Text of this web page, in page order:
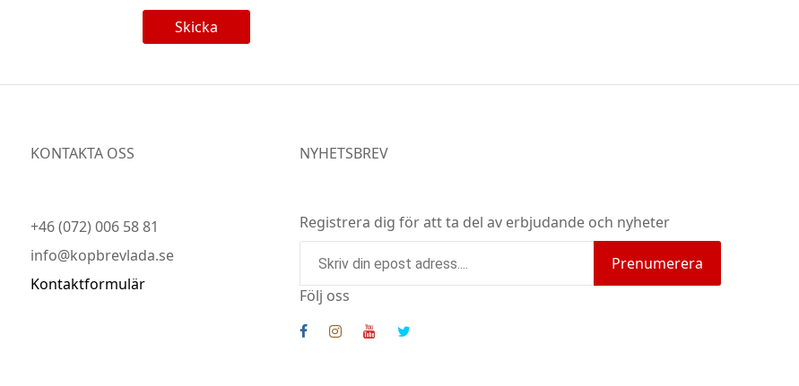
Skicka
KONTAKTA OSS
+46 (072) 006 58 81
info@kopbrevlada.se
Kontaktformulär
NYHETSBREV
Registrera dig för att ta del av erbjudande och nyheter
Prenumerera
Följ oss